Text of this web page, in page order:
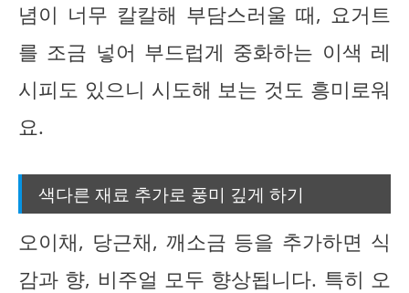
념이 너무 칼칼해 부담스러울 때, 요거트
를 조금 넣어 부드럽게 중화하는 이색 레
시피도 있으니 시도해 보는 것도 흥미로워
요.
색다른 재료 추가로 풍미 깊게 하기
오이채, 당근채, 깨소금 등을 추가하면 식
감과 향, 비주얼 모두 향상됩니다. 특히 오